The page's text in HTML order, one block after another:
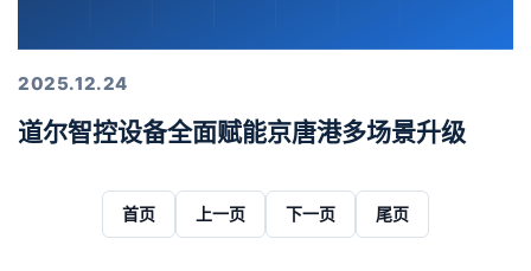
2025.12.24
道尔智控设备全面赋能京唐港多场景升级
首页 上一页 下一页 尾页